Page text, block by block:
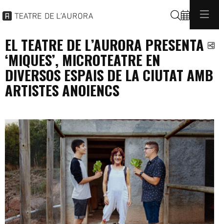
Cerca
EL TEATRE DE L’AURORA PRESENTA
‘MIQUES’, MICROTEATRE EN
DIVERSOS ESPAIS DE LA CIUTAT AMB
ARTISTES ANOIENCS